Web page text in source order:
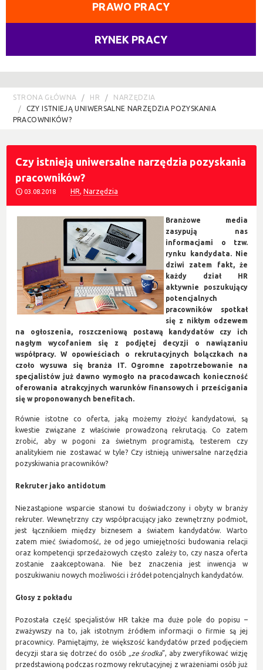
PRAWO PRACY
RYNEK PRACY
STRONA GŁÓWNA HR
NARZĘDZIA
CZY ISTNIEJĄ UNIWERSALNE NARZĘDZIA POZYSKANIA
PRACOWNIKÓW?
Czy istnieją uniwersalne narzędzia pozyskania
pracowników?
03.08.2018 HR,Narzędzia
Branżowe media
zasypują nas
informacjami o tzw.
rynku kandydata. Nie
dziwi zatem fakt, że
każdy dział HR
aktywnie poszukujący
potencjalnych
pracowników spotkał
się z nikłym odzewem
na ogłoszenia, roszczeniową postawą kandydatów czy ich
nagłym wycofaniem się z podjętej decyzji o nawiązaniu
współpracy. W opowieściach o rekrutacyjnych bolączkach na
czoło wysuwa się branża IT. Ogromne zapotrzebowanie na
specjalistów już dawno wymogło na pracodawcach konieczność
oferowania atrakcyjnych warunków finansowych i prześcigania
się w proponowanych benefitach.
Równie istotne co oferta, jaką możemy złożyć kandydatowi, są
kwestie związane z właściwie prowadzoną rekrutacją. Co zatem
zrobić, aby w pogoni za świetnym programistą, testerem czy
analitykiem nie zostawać w tyle? Czy istnieją uniwersalne narzędzia
pozyskiwania pracowników?
Rekruter jako antidotum
Niezastąpione wsparcie stanowi tu doświadczony i obyty w branży
rekruter. Wewnętrzny czy współpracujący jako zewnętrzny podmiot,
jest łącznikiem między biznesem a światem kandydatów. Warto
zatem mieć świadomość, że od jego umiejętności budowania relacji
oraz kompetencji sprzedażowych często zależy to, czy nasza oferta
zostanie zaakceptowana. Nie bez znaczenia jest inwencja w
poszukiwaniu nowych możliwości i źródeł potencjalnych kandydatów.
Głosy z pokładu
Pozostała część specjalistów HR także ma duże pole do popisu –
zważywszy na to, jak istotnym źródłem informacji o firmie są jej
pracownicy. Pamiętajmy, że większość kandydatów przed podjęciem
decyzji stara się dotrzeć do osób „ze środka”, aby zweryfikować wizję
przedstawioną podczas rozmowy rekrutacyjnej z wrażeniami osób już